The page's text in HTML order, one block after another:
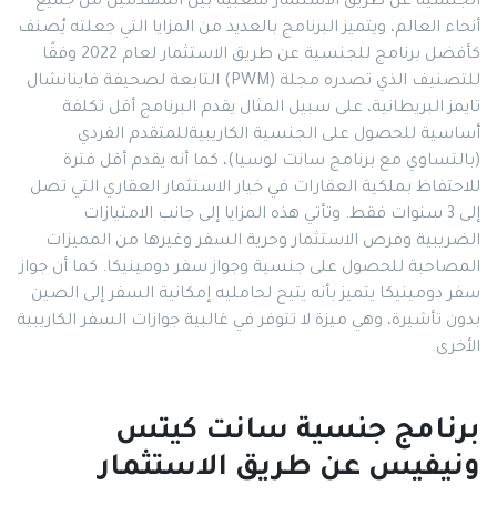
أنحاء العالم، ويتميز البرنامج بالعديد من المزايا التي جعلته يُصنف
كأفضل برنامج للجنسية عن طريق الاستثمار لعام 2022 وفقًا
للتصنيف الذي تصدره مجلة (PWM) التابعة لصحيفة فاينانشال
تايمز البريطانية، على سبيل المثال يقدم البرنامج أقل تكلفة
أساسية للحصول على الجنسية الكاريبيةللمتقدم الفردي
(بالتساوي مع برنامج سانت لوسيا)، كما أنه يقدم أقل فترة
للاحتفاظ بملكية العقارات في خيار الاستثمار العقاري التي تصل
إلى 3 سنوات فقط. وتأتي هذه المزايا إلى جانب الامتيازات
الضريبية وفرص الاستثمار وحرية السفر وغيرها من المميزات
المصاحبة للحصول على جنسية وجواز سفر دومينيكا. كما أن جواز
سفر دومينيكا يتميز بأنه يتيح لحامليه إمكانية السفر إلى الصين
بدون تأشيرة، وهي ميزة لا تتوفر في غالبية جوازات السفر الكاريبية
الأخرى.
برنامج جنسية سانت كيتس
ونيفيس عن طريق الاستثمار